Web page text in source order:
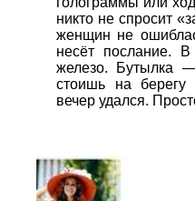
никто не спросит
женщин не
несёт послание. В
железо. Бутылка
стоишь на
вечер удался.